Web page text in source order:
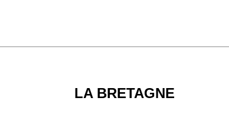
LA BRETAGNE